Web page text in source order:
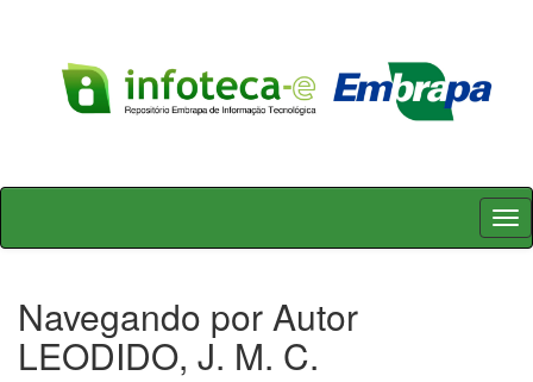
Skip
Navegando por Autor
LEODIDO, J. M. C.